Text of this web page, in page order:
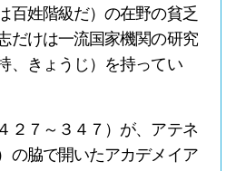
百姓階級だ）の在野の貧乏
だけは一流国家機関の研究
、きょうじ）を持ってい
２７～３４７）が、アテネ
の脇で開いたアカデメイア